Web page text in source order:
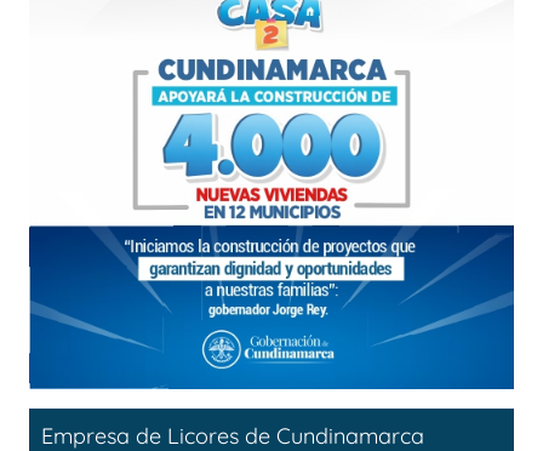
Empresa de Licores de Cundinamarca